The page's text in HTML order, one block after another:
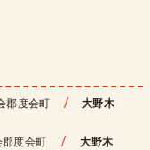
郡度会町 大野木
郡度会町 / 大野木